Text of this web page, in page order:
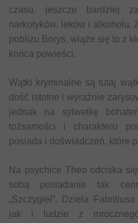
czasu, jeszcze bardziej
narkotyków, leków i alkoholu.
pobliżu Borys, wiąże się to z
końca powieści.
Wątki kryminalne są tutaj
dość istotne i wyraźnie
jednak na sylwetkę
tożsamości i charakteru
posiada i doświadczeń, które
Na psychice Theo odciska
sobą posiadanie tak
„Szczygieł”. Dzieła
jak i ludzie z